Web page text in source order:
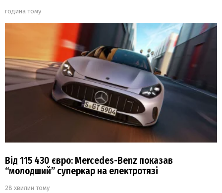
година тому
Від 115 430 євро: Mercedes-Benz показав
“молодший” суперкар на електротязі
28 хвилин тому